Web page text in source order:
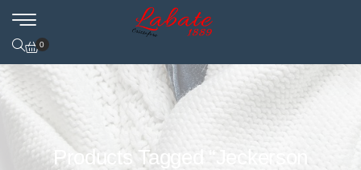
0
Products Tagged “Jeckerson